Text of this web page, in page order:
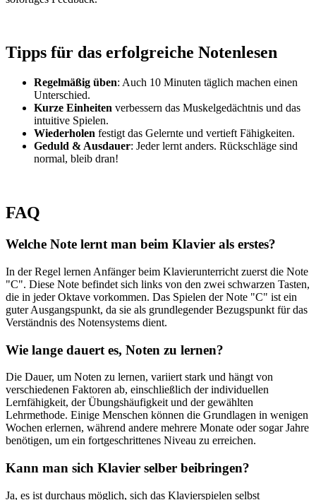
Tipps für das erfolgreiche Notenlesen
Regelmäßig üben: Auch 10 Minuten täglich machen einen
Unterschied.
Kurze Einheiten verbessern das Muskelgedächtnis und das
intuitive Spielen.
Wiederholen festigt das Gelernte und vertieft Fähigkeiten.
Geduld & Ausdauer: Jeder lernt anders. Rückschläge sind
normal, bleib dran!
FAQ
Welche Note lernt man beim Klavier als erstes?
In der Regel lernen Anfänger beim Klavierunterricht zuerst die Note
"C". Diese Note befindet sich links von den zwei schwarzen Tasten,
die in jeder Oktave vorkommen. Das Spielen der Note "C" ist ein
guter Ausgangspunkt, da sie als grundlegender Bezugspunkt für das
Verständnis des Notensystems dient.
Wie lange dauert es, Noten zu lernen?
Die Dauer, um Noten zu lernen, variiert stark und hängt von
verschiedenen Faktoren ab, einschließlich der individuellen
Lernfähigkeit, der Übungshäufigkeit und der gewählten
Lehrmethode. Einige Menschen können die Grundlagen in wenigen
Wochen erlernen, während andere mehrere Monate oder sogar Jahre
benötigen, um ein fortgeschrittenes Niveau zu erreichen.
Kann man sich Klavier selber beibringen?
Ja, es ist durchaus möglich, sich das Klavierspielen selbst